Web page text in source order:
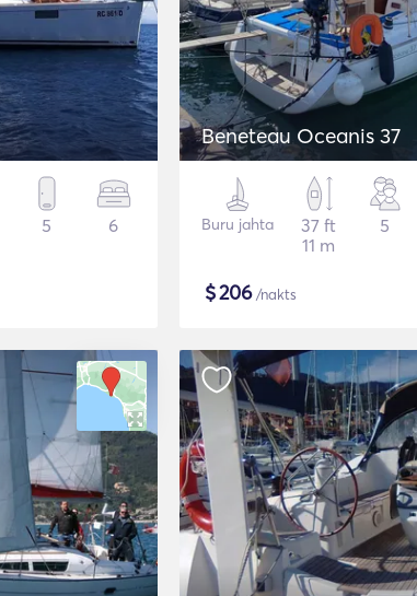
5 6
Beneteau Oceanis 37
Buru jahta
37 ft
11 m
5
$206/nakts